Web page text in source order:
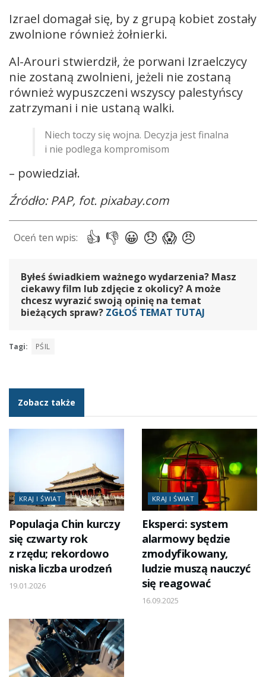
Izrael domagał się, by z grupą kobiet zostały
zwolnione również żołnierki.
Al-Arouri stwierdził, że porwani Izraelczycy
nie zostaną zwolnieni, jeżeli nie zostaną
również wypuszczeni wszyscy palestyńscy
zatrzymani i nie ustaną walki.
Niech toczy się wojna. Decyzja jest finalna
i nie podlega kompromisom
– powiedział.
Źródło: PAP, fot. pixabay.com
Byłeś świadkiem ważnego wydarzenia? Masz
ciekawy film lub zdjęcie z okolicy? A może
chcesz wyrazić swoją opinię na temat
bieżących spraw? ZGŁOŚ TEMAT TUTAJ
Tagi: PŚIL
Zobacz także
KRAJ I ŚWIAT
Populacja Chin kurczy
się czwarty rok
z rzędu; rekordowo
niska liczba urodzeń
19.01.2026
KRAJ I ŚWIAT
Eksperci: system
alarmowy będzie
zmodyfikowany,
ludzie muszą nauczyć
się reagować
16.09.2025